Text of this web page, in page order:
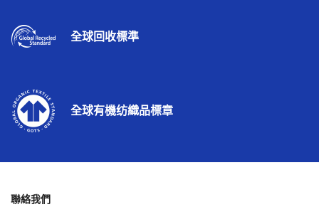
全球回收標準
全球有機纺織品標章
聯絡我們